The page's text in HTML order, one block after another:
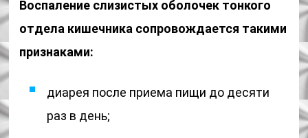
Воспаление слизистых оболочек тонкого
отдела кишечника сопровождается такими
признаками:
диарея после приема пищи до десяти
раз в день;